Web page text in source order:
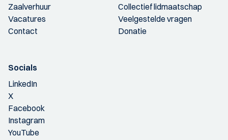
Zaalverhuur
Vacatures
Contact
Collectief lidmaatschap
Veelgestelde vragen
Donatie
Socials
LinkedIn
X
Facebook
Instagram
YouTube